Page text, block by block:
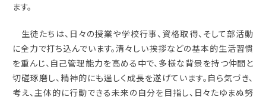
ます。
生徒たちは、日々の授業や学校行事、資格取得、そして部活動
に全力で打ち込んでいます。清々しい挨拶などの基本的生活習慣
を重んじ、自己管理能力を高める中で、多様な背景を持つ仲間と
切磋琢磨し、精神的にも逞しく成長を遂げています。自ら気づき、
考え、主体的に行動できる未来の自分を目指し、日々たゆまぬ努